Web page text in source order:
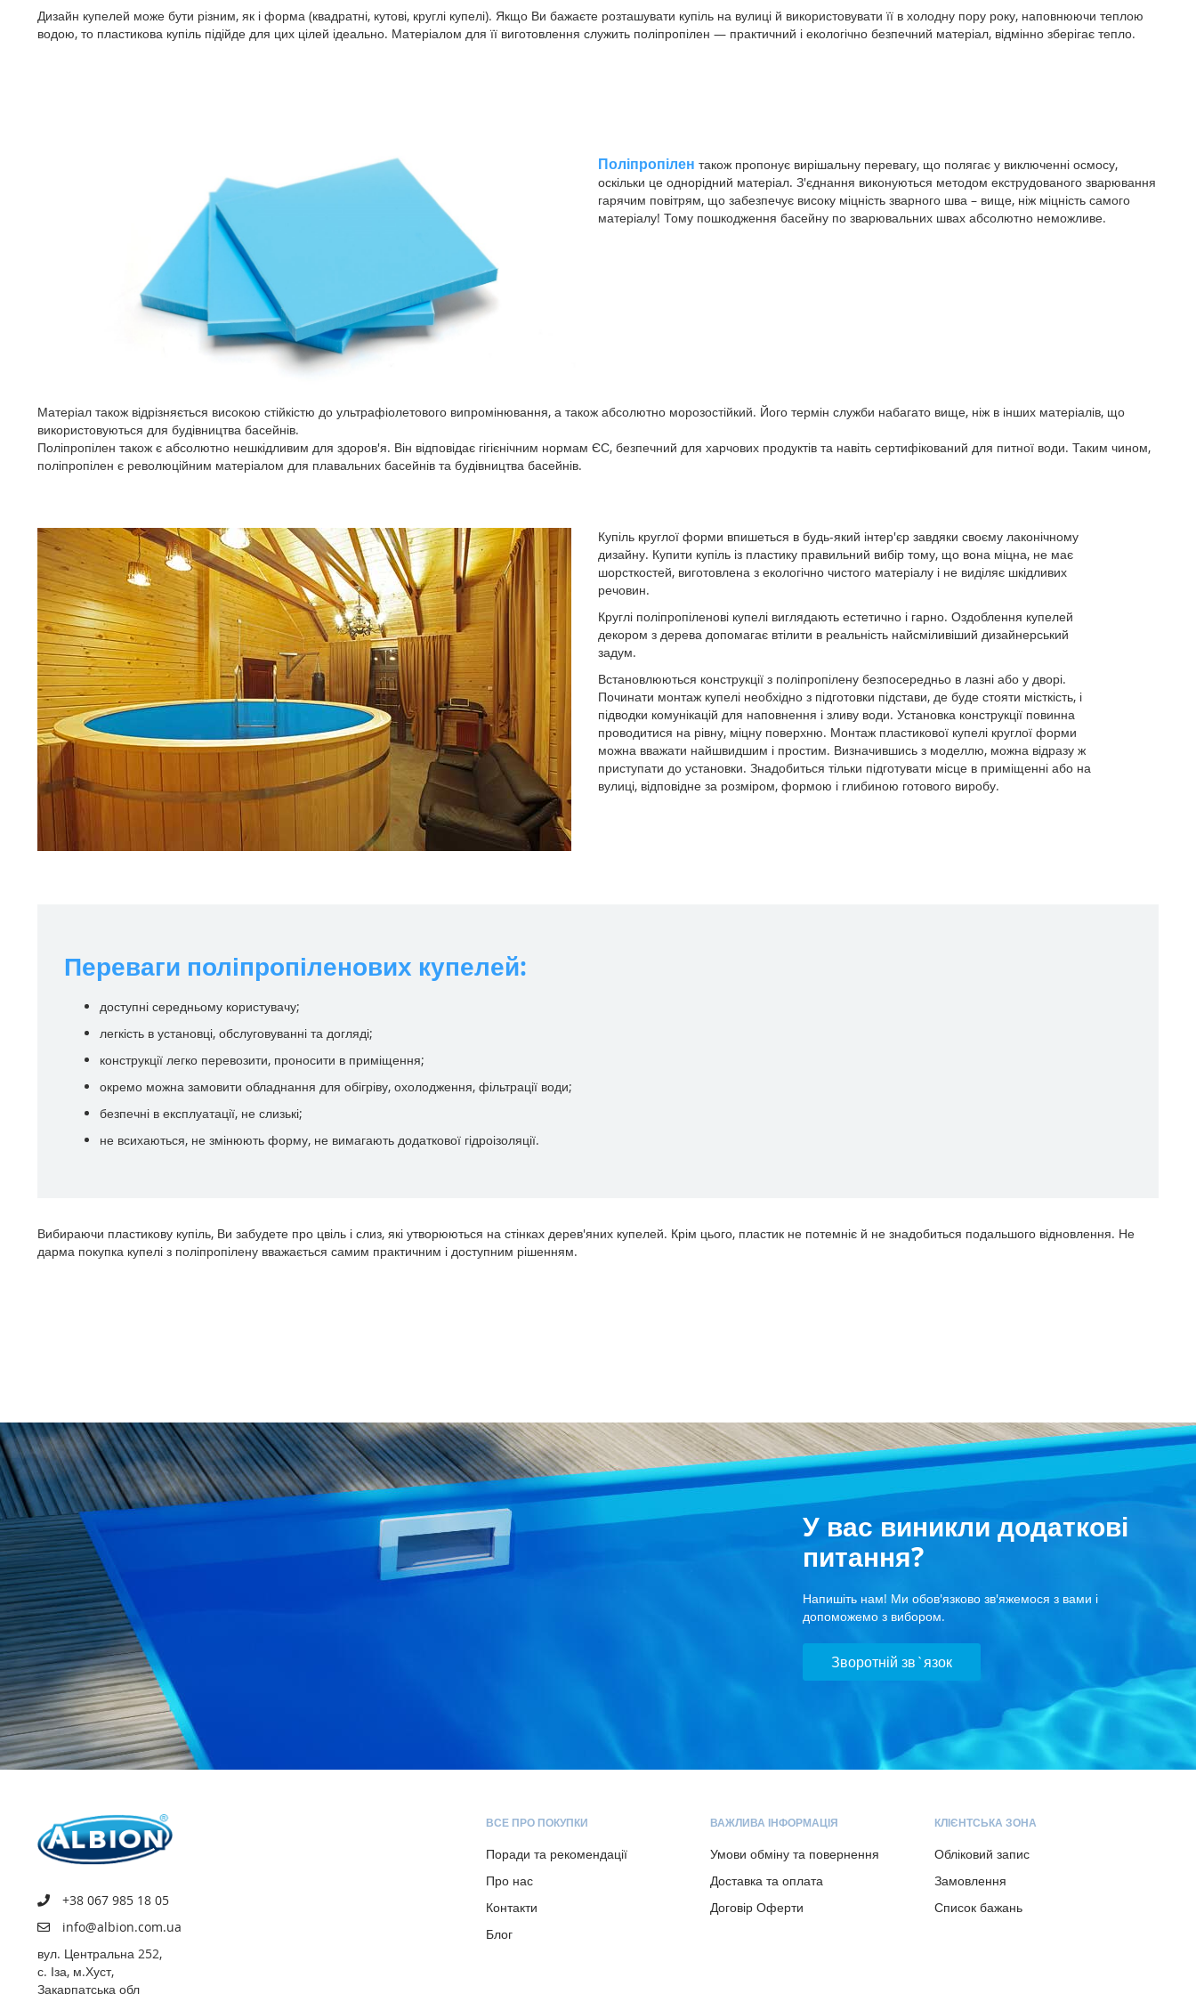
Дизайн купелей може бути різним, як і форма (квадратні, кутові, круглі купелі). Якщо Ви бажаєте розташувати купіль на вулиці й використовувати її в холодну пору року, наповнюючи теплою
водою, то пластикова купіль підійде для цих цілей ідеально. Матеріалом для її виготовлення служить поліпропілен — практичний і екологічно безпечний матеріал, відмінно зберігає тепло.
Поліпропілен також пропонує вирішальну перевагу, що полягає у виключенні осмосу,
оскільки це однорідний матеріал. З'єднання виконуються методом екструдованого зварювання
гарячим повітрям, що забезпечує високу міцність зварного шва – вище, ніж міцність самого
матеріалу! Тому пошкодження басейну по зварювальних швах абсолютно неможливе.
Матеріал також відрізняється високою стійкістю до ультрафіолетового випромінювання, а також абсолютно морозостійкий. Його термін служби набагато вище, ніж в інших матеріалів, що
використовуються для будівництва басейнів.
Поліпропілен також є абсолютно нешкідливим для здоров'я. Він відповідає гігієнічним нормам ЄС, безпечний для харчових продуктів та навіть сертифікований для питної води. Таким чином,
поліпропілен є революційним матеріалом для плавальних басейнів та будівництва басейнів.
Купіль круглої форми впишеться в будь-який інтер'єр завдяки своєму лаконічному
дизайну. Купити купіль із пластику правильний вибір тому, що вона міцна, не має
шорсткостей, виготовлена ​​з екологічно чистого матеріалу і не виділяє шкідливих
речовин.
Круглі поліпропіленові купелі виглядають естетично і гарно. Оздоблення купелей
декором з дерева допомагає втілити в реальність найсміливіший дизайнерський
задум.
Встановлюються конструкції з поліпропілену безпосередньо в лазні або у дворі.
Починати монтаж купелі необхідно з підготовки підстави, де буде стояти місткість, і
підводки комунікацій для наповнення і зливу води. Установка конструкції повинна
проводитися на рівну, міцну поверхню. Монтаж пластикової купелі круглої форми
можна вважати найшвидшим і простим. Визначившись з моделлю, можна відразу ж
приступати до установки. Знадобиться тільки підготувати місце в приміщенні або на
вулиці, відповідне за розміром, формою і глибиною готового виробу.
Переваги поліпропіленових купелей:
доступні середньому користувачу;
легкість в установці, обслуговуванні та догляді;
конструкції легко перевозити, проносити в приміщення;
окремо можна замовити обладнання для обігріву, охолодження, фільтрації води;
безпечні в експлуатації, не слизькі;
не всихаються, не змінюють форму, не вимагають додаткової гідроізоляції.
Вибираючи пластикову купіль, Ви забудете про цвіль і слиз, які утворюються на стінках дерев'яних купелей. Крім цього, пластик не потемніє й не знадобиться подальшого відновлення. Не
дарма покупка купелі з поліпропілену вважається самим практичним і доступним рішенням.
У вас виникли додаткові
питання?
Напишіть нам! Ми обов'язково зв'яжемося з вами і
допоможемо з вибором.
Зворотній зв`язок
+38 067 985 18 05
info@albion.com.ua
вул. Центральна 252,
с. Іза, м.Хуст,
Закарпатська обл
ВСЕ ПРО ПОКУПКИ
Поради та рекомендації
Про нас
Контакти
Блог
ВАЖЛИВА ІНФОРМАЦІЯ
Умови обміну та повернення
Доставка та оплата
Договір Оферти
КЛІЄНТСЬКА ЗОНА
Обліковий запис
Замовлення
Список бажань